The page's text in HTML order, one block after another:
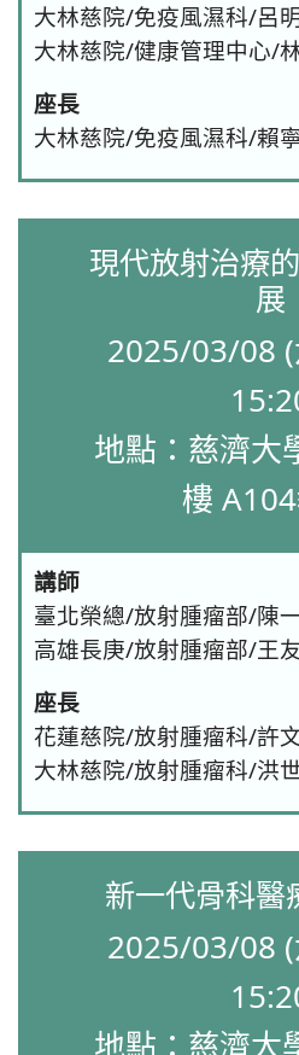
大林慈院/免疫風濕科/呂
大林慈院/健康管理中心/
座長
大林慈院/免疫風濕科/賴
現代放射治療
展
2025/03/08
地點：慈濟大
樓
講師
臺北榮總/放射腫瘤部/陳
高雄長庚/放射腫瘤部/王
座長
花蓮慈院/放射腫瘤科/許
大林慈院/放射腫瘤科/洪
新一代骨科醫
2025/03/08
地點：慈濟大